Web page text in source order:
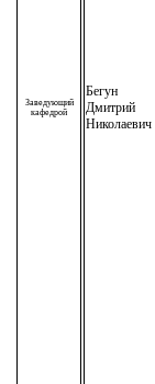
Заведующий
кафедрой
Бегун
Дмитрий
Николаевич